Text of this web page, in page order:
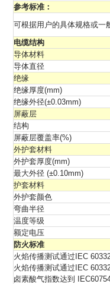
参考标准：
可根据用户的具体规格或一
电缆结构
导体材料
导体直径
绝缘
绝缘厚度(mm)
绝缘外径(±0.03mm)
屏蔽层
结构
屏蔽层覆盖率(%)
外护套材料
外护套厚度(mm)
最大外径 (±0.10mm)
护套材料
外护套颜色
弯曲半径
温度等级
额定电压
防火标准
火焰传播测试通过IEC
火焰传播测试通过IEC
卤素酸气指数达到